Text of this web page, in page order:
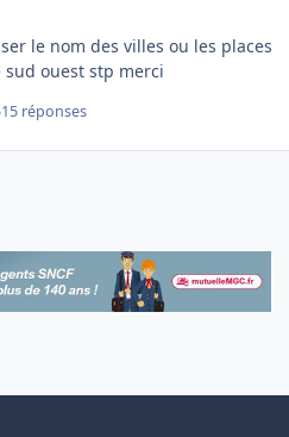
vont se libérer dans le sud ouest stp merci
réponses